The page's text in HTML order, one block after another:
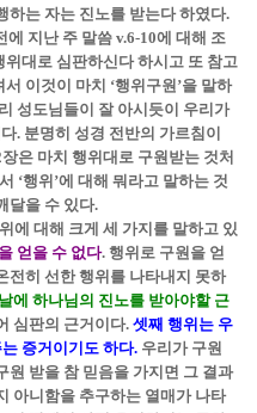
하는 자는 진노를 받는다 하였다.
에 지난 주 말씀 v.6-10에 대해 조
대로 심판하신다 하시고 또 참고
이것이 마치 ‘행위구원’을 말하
성도님들이 잘 아시듯이 우리가
. 분명히 성경 전반의 가르침이
은 마치 행위대로 구원받는 것처
‘행위’에 대해 뭐라고 말하는 것
달을 수 있다.
에 대해 크게 세 가지를 말하고 있
얻을 수 없다. 행위로 구원을 얻
전히 선한 행위를 나타내지 못하
에 하나님의 진노를 받아야할 근
심판의 근거이다. 셋째 행위는 우
증거이기도 하다. 우리가 구원
원 받을 참 믿음을 가지면 그 결과
아니함을 추구하는 열매가 나타